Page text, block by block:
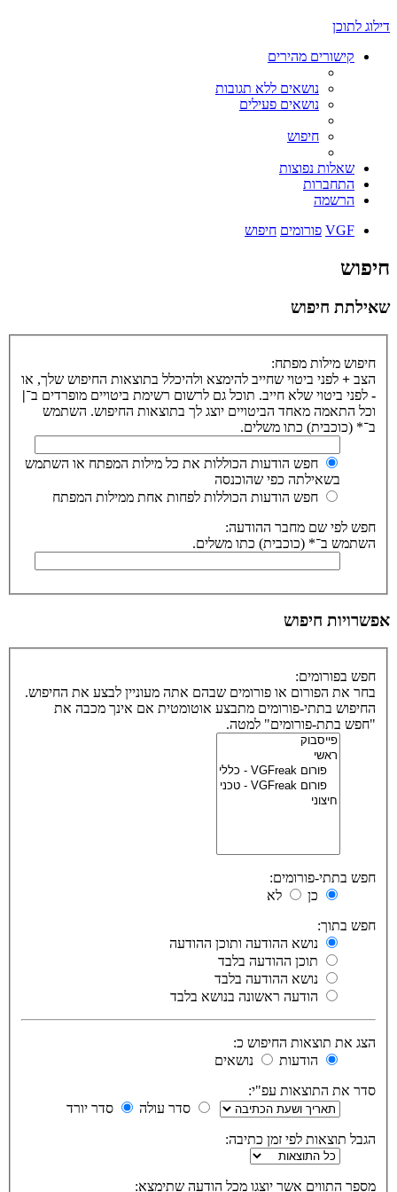
דילוג לתוכן
קישורים מהירים
נושאים ללא תגובות
נושאים פעילים
חיפוש
שאלות נפוצות
התחברות
הרשמה
VGF פורומים חיפוש
חיפוש
שאילתת חיפוש
חיפוש מילות מפתח:
הצב + לפני ביטוי שחייב להימצא ולהיכלל בתוצאות החיפוש שלך, או
- לפני ביטוי שלא חייב. תוכל גם לרשום רשימת ביטויים מופרדים ב־|
וכל התאמה מאחד הביטויים יוצג לך בתוצאות החיפוש. השתמש
ב־* (כוכבית) כתו משלים.
חפש הודעות הכוללות את כל מילות המפתח או השתמש
בשאילתה כפי שהוכנסה
חפש הודעות הכוללות לפחות אחת ממילות המפתח
חפש לפי שם מחבר ההודעה:
השתמש ב־* (כוכבית) כתו משלים.
אפשרויות חיפוש
חפש בפורומים:
בחר את הפורום או פורומים שבהם אתה מעוניין לבצע את החיפוש.
החיפוש בתתי-פורומים מתבצע אוטומטית אם אינך מכבה את
"חפש בתת-פורומים" למטה.
חפש בתתי-פורומים:
כן
לא
חפש בתוך:
נושא ההודעה ותוכן ההודעה
תוכן ההודעה בלבד
נושא ההודעה בלבד
הודעה ראשונה בנושא בלבד
הצג את תוצאות החיפוש כ:
הודעות
נושאים
סדר את התוצאות עפ"י:
סדר עולה
סדר יורד
הגבל תוצאות לפי זמן כתיבה:
מספר התווים אשר יוצגו מכל הודעה שתימצא: